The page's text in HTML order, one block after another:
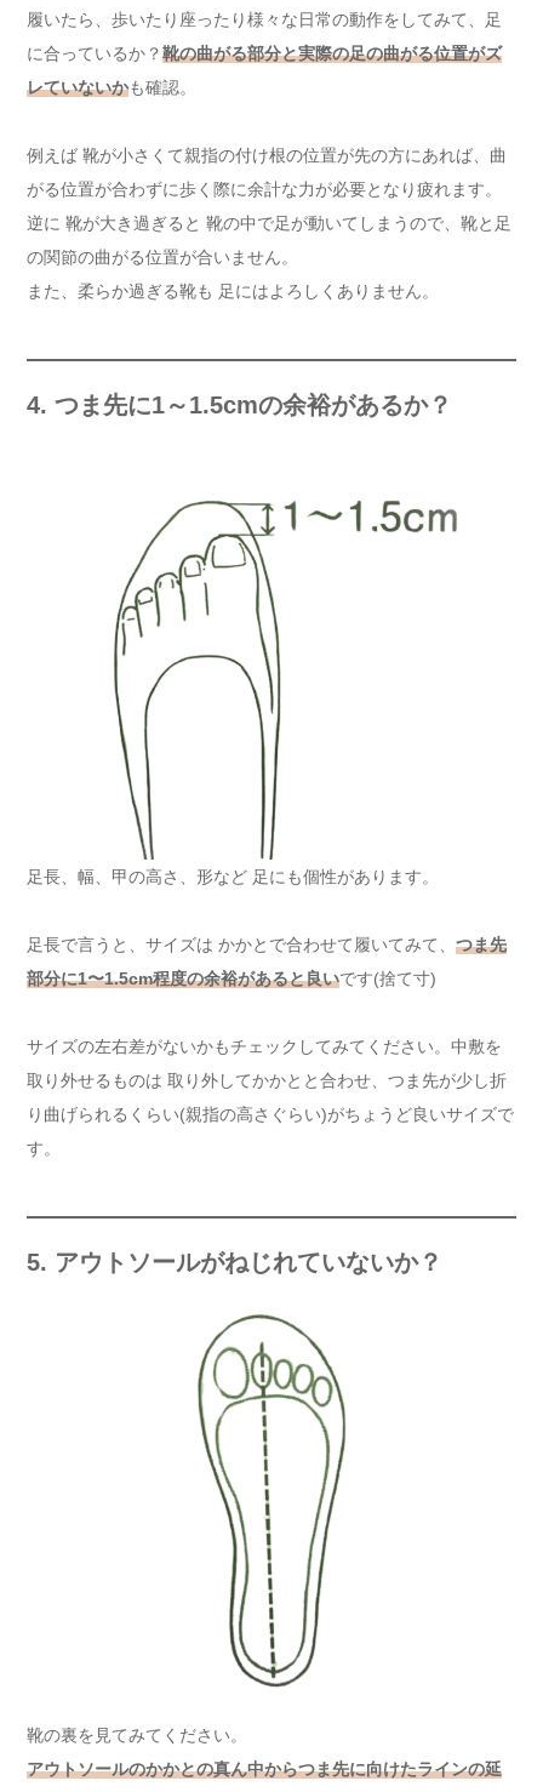
履いたら、歩いたり座ったり様々な日常の動作をしてみて、足
に合っているか？靴の曲がる部分と実際の足の曲がる位置がズ
レていないかも確認。
例えば 靴が小さくて親指の付け根の位置が先の方にあれば、曲
がる位置が合わずに歩く際に余計な力が必要となり疲れます。
逆に 靴が大き過ぎると 靴の中で足が動いてしまうので、靴と足
の関節の曲がる位置が合いません。
また、柔らか過ぎる靴も 足にはよろしくありません。
4. つま先に1～1.5cmの余裕があるか？
足長、幅、甲の高さ、形など 足にも個性があります。
足長で言うと、サイズは かかとで合わせて履いてみて、 つま先
部分に1〜1.5cm程度の余裕があると良いです(捨て寸)
サイズの左右差がないかもチェックしてみてください。中敷を
取り外せるものは 取り外してかかとと合わせ、つま先が少し折
り曲げられるくらい(親指の高さぐらい)がちょうど良いサイズで
す。
5. アウトソールがねじれていないか？
靴の裏を見てみてください。
アウトソールのかかとの真ん中からつま先に向けたラインの延